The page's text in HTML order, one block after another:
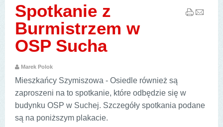
Spotkanie z
Burmistrzem w
OSP Sucha
Marek Polok
Mieszkańcy Szymiszowa - Osiedle również są
zaproszeni na to spotkanie, które odbędzie się w
budynku OSP w Suchej. Szczegóły spotkania podane
są na poniższym plakacie.